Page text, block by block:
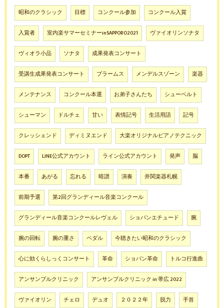
昭和のクラシック 目標 コンクール参加 コンクール入賞
入賞者 室内楽サマーセミナーinSAPPORO2021 ヴァイオリンソナタ
ヴィオラ小品 ソナタ 成果発表コンサート
受講生成果発表コンサート ブラームス メンデルスゾーン 楽器
メンテナンス コンクール本選 お弟子さんたち シューベルト
シューマン ドルチェ 甘い 表情記号 生活用語 記号
クレッシェンド ディミヌエンド 大楽オリジナルピアノテクニック
DOPT LINE公式アカウント ライン公式アカウント 発声 脳
本番 あがる 忘れる 暗譜 演奏 井関楽器札幌
前期予選 第2回グランディール音楽コンクール
グランディール音楽コンクールレヴェル ショパンエチュード 腕
腕の回転 腕の重さ ペダル 今聴きたい昭和のクラシック
心に効くらしっくコンサート 革命 ショパン革命 トルコ行進曲
アンサンブルクリニック アンサンブルクリニック in 帯広 2022
ヴァイオリン チェロ デュオ ２０２２年 脱力 手首